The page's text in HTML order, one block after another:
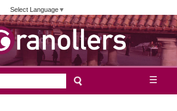
Vés
al
contingut
Select Language▼
☰
e